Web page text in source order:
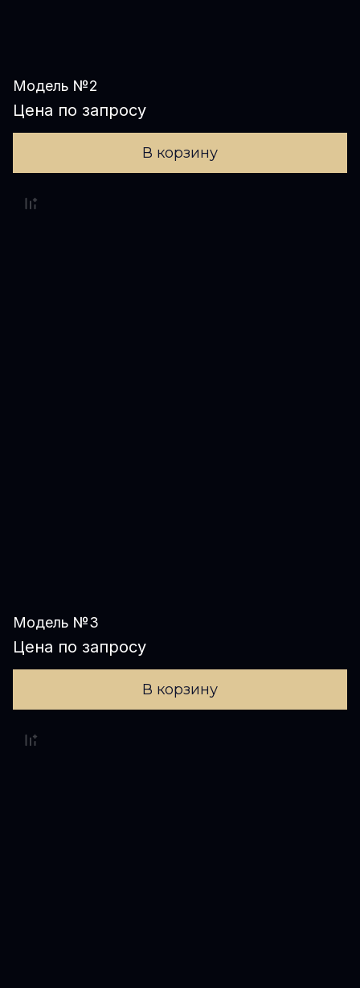
Модель №2
Цена по запросу
В корзину
Модель №3
Цена по запросу
В корзину